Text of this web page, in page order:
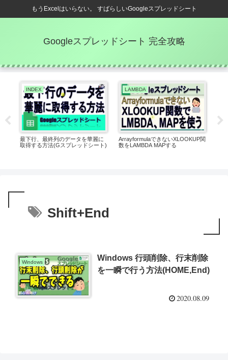
もうExcelはいらない。 すばらしいGoogleスプレッドシート
Googleスプレッドシート 完全攻略
INDEX
最下行、最終列のデータを華麗に
取得する方法(Gスプレッドシート)
LAMBDA
ArrayformulaできないXLOOKUP関
数をLAMBDA MAPする
Shift+End
Windows
Windows 行頭削除、行末削除
を一瞬で行う方法(HOME,End)
2020.08.09